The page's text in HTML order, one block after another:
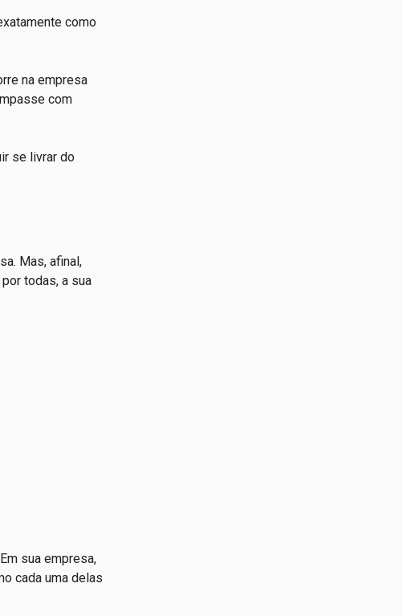
como
na empresa
com
se livrar do
Mas, afinal,
todas, a sua
sua empresa,
cada uma delas